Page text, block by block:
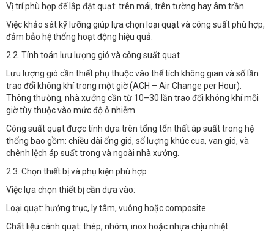
Vị trí phù hợp để lắp đặt quạt: trên mái, trên tường hay âm trần
Việc khảo sát kỹ lưỡng giúp lựa chọn loại quạt và công suất phù hợp,
đảm bảo hệ thống hoạt động hiệu quả.
2.2. Tính toán lưu lượng gió và công suất quạt
Lưu lượng gió cần thiết phụ thuộc vào thể tích không gian và số lần
trao đổi không khí trong một giờ (ACH – Air Change per Hour).
Thông thường, nhà xưởng cần từ 10–30 lần trao đổi không khí mỗi
giờ tùy thuộc vào mức độ ô nhiễm.
Công suất quạt được tính dựa trên tổng tổn thất áp suất trong hệ
thống bao gồm: chiều dài ống gió, số lượng khúc cua, van gió, và
chênh lệch áp suất trong và ngoài nhà xưởng.
2.3. Chọn thiết bị và phụ kiện phù hợp
Việc lựa chọn thiết bị cần dựa vào:
Loại quạt: hướng trục, ly tâm, vuông hoặc composite
Chất liệu cánh quạt: thép, nhôm, inox hoặc nhựa chịu nhiệt